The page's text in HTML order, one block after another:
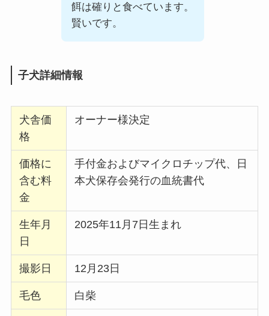
餌は確りと食べています。
賢いです。
子犬詳細情報
犬舎価
格
オーナー様決定
価格に
含む料
金
手付金およびマイクロチップ代、日
本犬保存会発行の血統書代
生年月
日
2025年11月7日生まれ
撮影日 12月23日
毛色 白柴